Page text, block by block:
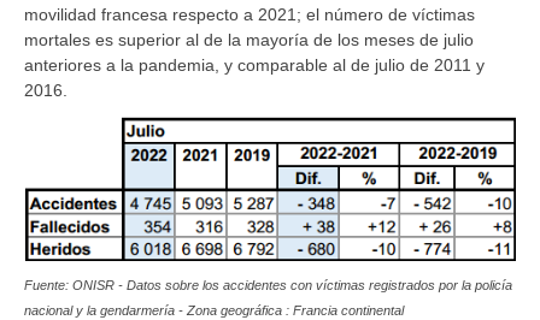
movilidad francesa respecto a 2021; el número de víctimas
mortales es superior al de la mayoría de los meses de julio
anteriores a la pandemia, y comparable al de julio de 2011 y
2016.
Fuente: ONISR - Datos sobre los accidentes con víctimas registrados por la policía
nacional y la gendarmería - Zona geográfica : Francia continental